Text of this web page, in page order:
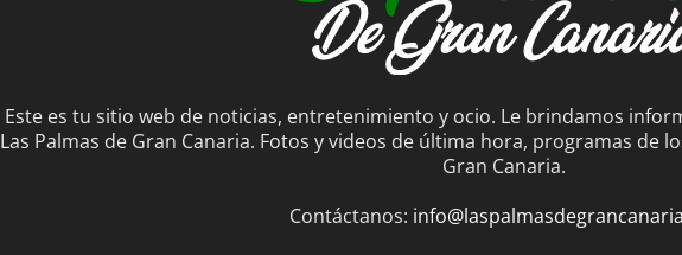
Este es tu sitio web de noticias, entretenimiento y ocio. Le brindamos
Las Palmas de Gran Canaria. Fotos y videos de última hora, programas de
Gran Canaria.
Contáctanos: